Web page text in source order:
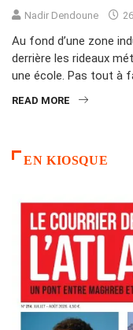
Nadir Dendoune
Au fond d’une zone
derrière les rideaux
une école. Pas tout à
READ MORE
EN KIOSQUE